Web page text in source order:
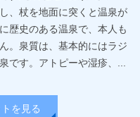
、杖を地面に突くと温泉が
歴史のある温泉で、本人も
。泉質は、基本的にはラジ
です。アトピーや湿疹、...
を見る